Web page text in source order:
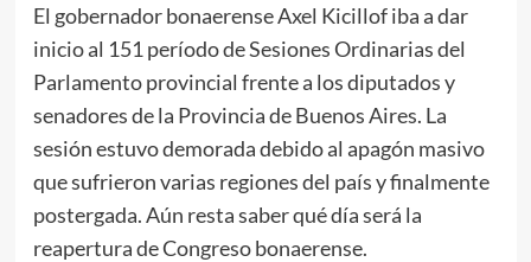
El gobernador bonaerense Axel Kicillof iba a dar
inicio al 151 período de Sesiones Ordinarias del
Parlamento provincial frente a los diputados y
senadores de la Provincia de Buenos Aires. La
sesión estuvo demorada debido al apagón masivo
que sufrieron varias regiones del país y finalmente
postergada. Aún resta saber qué día será la
reapertura de Congreso bonaerense.